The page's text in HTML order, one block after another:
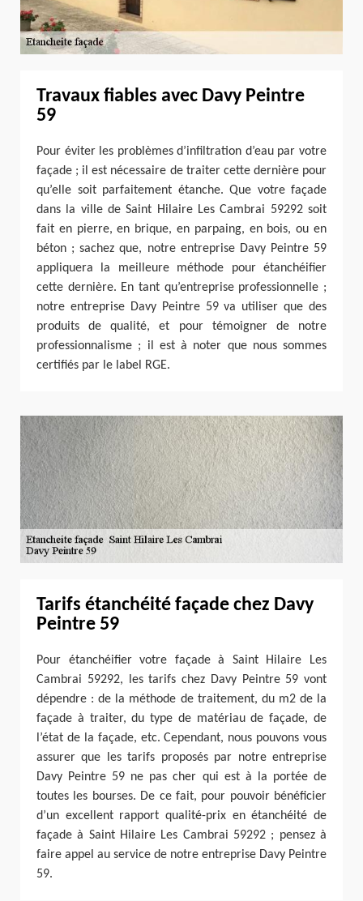
Travaux fiables avec Davy Peintre
59
Pour éviter les problèmes d’infiltration d’eau par votre
façade ; il est nécessaire de traiter cette dernière pour
qu’elle soit parfaitement étanche. Que votre façade
dans la ville de Saint Hilaire Les Cambrai 59292 soit
fait en pierre, en brique, en parpaing, en bois, ou en
béton ; sachez que, notre entreprise Davy Peintre 59
appliquera la meilleure méthode pour étanchéifier
cette dernière. En tant qu’entreprise professionnelle ;
notre entreprise Davy Peintre 59 va utiliser que des
produits de qualité, et pour témoigner de notre
professionnalisme ; il est à noter que nous sommes
certifiés par le label RGE.
Tarifs étanchéité façade chez Davy
Peintre 59
Pour étanchéifier votre façade à Saint Hilaire Les
Cambrai 59292, les tarifs chez Davy Peintre 59 vont
dépendre : de la méthode de traitement, du m2 de la
façade à traiter, du type de matériau de façade, de
l’état de la façade, etc. Cependant, nous pouvons vous
assurer que les tarifs proposés par notre entreprise
Davy Peintre 59 ne pas cher qui est à la portée de
toutes les bourses. De ce fait, pour pouvoir bénéficier
d’un excellent rapport qualité-prix en étanchéité de
façade à Saint Hilaire Les Cambrai 59292 ; pensez à
faire appel au service de notre entreprise Davy Peintre
59.